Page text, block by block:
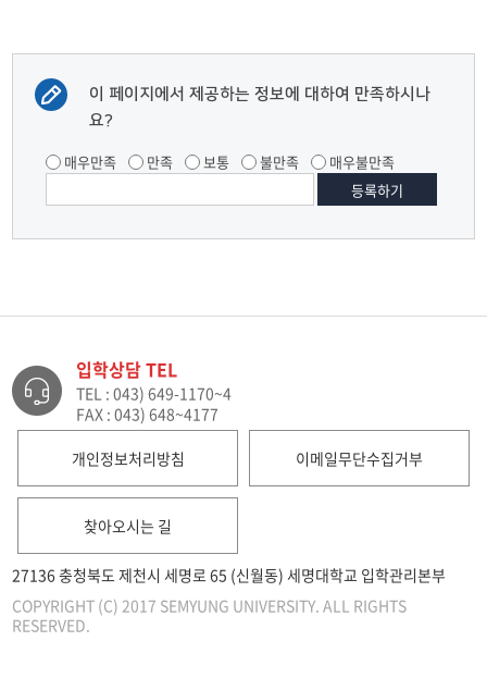
이 페이지에서 제공하는 정보에 대하여 만족하시나
요?
매우만족 만족 보통 불만족 매우불만족
입학상담 TEL
TEL : 043) 649-1170~4
FAX : 043) 648~4177
개인정보처리방침 이메일무단수집거부
찾아오시는 길
27136 충청북도 제천시 세명로 65 (신월동) 세명대학교 입학관리본부
COPYRIGHT (C) 2017 SEMYUNG UNIVERSITY. ALL RIGHTS
RESERVED.